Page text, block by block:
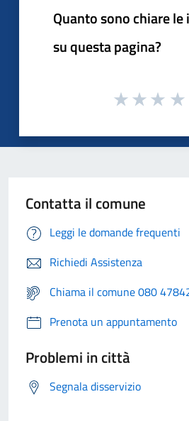
Quanto sono chiare
su questa pagina?
Contatta il comune
Leggi le domande frequenti
Richiedi Assistenza
Chiama il comune 080
Prenota un appuntamento
Problemi in città
Segnala disservizio